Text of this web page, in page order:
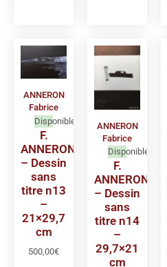
ANNERON
Fabrice
Disponible
F.
ANNERON
– Dessin
sans
titre n13
–
21×29,7
cm
500,00€
ANNERON
Fabrice
Disponible
F.
ANNERON
– Dessin
sans
titre n14
–
29,7×21
cm